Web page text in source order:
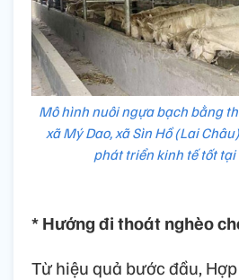
Mô hình nuôi ngựa bạch bằng
xã Mý Dao, xã Sìn Hồ (Lai
phát triển kinh tế tốt
* Hướng đi thoát nghèo
Từ hiệu quả bước đầu,